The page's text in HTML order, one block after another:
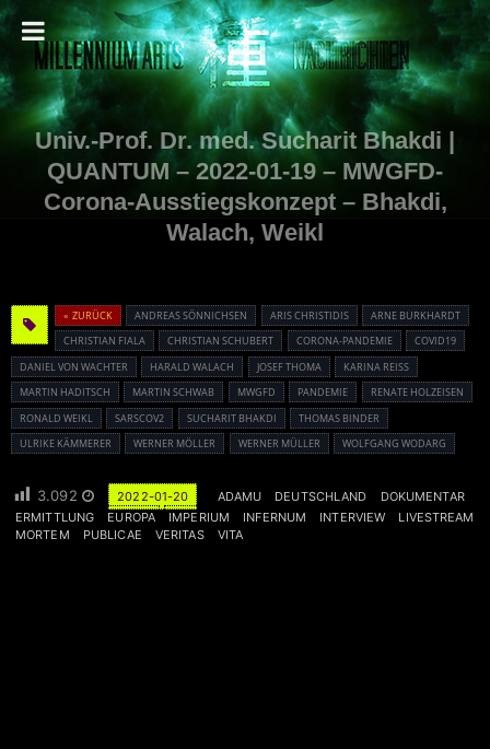
Univ.-Prof. Dr. med. Sucharit Bhakdi |
QUANTUM – 2022-01-19 – MWGFD-
Corona-Ausstiegskonzept – Bhakdi,
Walach, Weikl
« ZURÜCK ANDREAS SÖNNICHSEN ARIS CHRISTIDIS
ARNE BURKHARDT
CHRISTIAN FIALA
CHRISTIAN SCHUBERT CORONA-PANDEMIE
COVID19
DANIEL VON WACHTER
HARALD WALACH JOSEF THOMA
KARINA REISS
MARTIN HADITSCH
MARTIN SCHWAB MWGFD PANDEMIE
RENATE HOLZEISEN
RONALD WEIKL
SARSCOV2 SUCHARIT BHAKDI
THOMAS BINDER
ULRIKE KÄMMERER
WERNER MÖLLER WERNER MÜLLER WOLFGANG WODARG
3.092 2022-01-20 ADAMU DEUTSCHLAND
DOKUMENTAR
ERMITTLUNG
EUROPA IMPERIUM INFERNUM INTERVIEW
LIVESTREAM
MORTEM
PUBLICAE VERITAS VITA